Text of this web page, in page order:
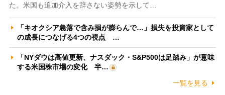
た。米国も追加介入を辞さない姿勢を示して…
「キオクシア急落で含み損が膨らんで…」損失を投資家として
の成長につなげる4つの視点 …
「NYダウは高値更新、ナスダック・S&P500は足踏み」が意味
する米国株市場の変化 半…
一覧を見る